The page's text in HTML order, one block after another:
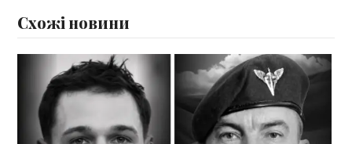
Схожі новини